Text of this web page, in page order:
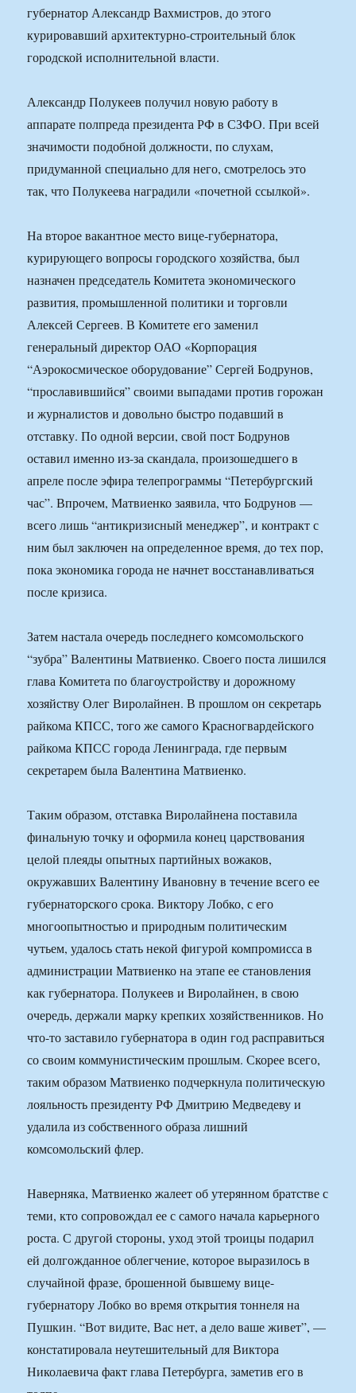
губернатор Александр Вахмистров, до этого
курировавший архитектурно-строительный блок
городской исполнительной власти.
Александр Полукеев получил новую работу в
аппарате полпреда президента РФ в СЗФО. При всей
значимости подобной должности, по слухам,
придуманной специально для него, смотрелось это
так, что Полукеева наградили «почетной ссылкой».
На второе вакантное место вице-губернатора,
курирующего вопросы городского хозяйства, был
назначен председатель Комитета экономического
развития, промышленной политики и торговли
Алексей Сергеев. В Комитете его заменил
генеральный директор ОАО «Корпорация
“Аэрокосмическое оборудование” Сергей Бодрунов,
“прославившийся” своими выпадами против горожан
и журналистов и довольно быстро подавший в
отставку. По одной версии, свой пост Бодрунов
оставил именно из-за скандала, произошедшего в
апреле после эфира телепрограммы “Петербургский
час”. Впрочем, Матвиенко заявила, что Бодрунов —
всего лишь “антикризисный менеджер”, и контракт с
ним был заключен на определенное время, до тех пор,
пока экономика города не начнет восстанавливаться
после кризиса.
Затем настала очередь последнего комсомольского
“зубра” Валентины Матвиенко. Своего поста лишился
глава Комитета по благоустройству и дорожному
хозяйству Олег Виролайнен. В прошлом он секретарь
райкома КПСС, того же самого Красногвардейского
райкома КПСС города Ленинграда, где первым
секретарем была Валентина Матвиенко.
Таким образом, отставка Виролайнена поставила
финальную точку и оформила конец царствования
целой плеяды опытных партийных вожаков,
окружавших Валентину Ивановну в течение всего ее
губернаторского срока. Виктору Лобко, с его
многоопытностью и природным политическим
чутьем, удалось стать некой фигурой компромисса в
администрации Матвиенко на этапе ее становления
как губернатора. Полукеев и Виролайнен, в свою
очередь, держали марку крепких хозяйственников. Но
что-то заставило губернатора в один год расправиться
со своим коммунистическим прошлым. Скорее всего,
таким образом Матвиенко подчеркнула политическую
лояльность президенту РФ Дмитрию Медведеву и
удалила из собственного образа лишний
комсомольский флер.
Наверняка, Матвиенко жалеет об утерянном братстве с
теми, кто сопровождал ее с самого начала карьерного
роста. С другой стороны, уход этой троицы подарил
ей долгожданное облегчение, которое выразилось в
случайной фразе, брошенной бывшему вице-
губернатору Лобко во время открытия тоннеля на
Пушкин. “Вот видите, Вас нет, а дело ваше живет”, —
констатировала неутешительный для Виктора
Николаевича факт глава Петербурга, заметив его в